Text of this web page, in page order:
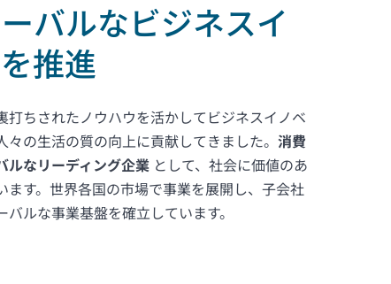
バルなビジネスイ
推進
打ちされたノウハウを活かしてビジネスイノベ
の生活の質の向上に貢献してきました。 消費
ルなリーディング企業 として、社会に価値のあ
ます。世界各国の市場で事業を展開し、子会社
ルな事業基盤を確立しています。